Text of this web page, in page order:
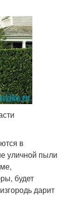
в
уличной пыли
будет
дарит